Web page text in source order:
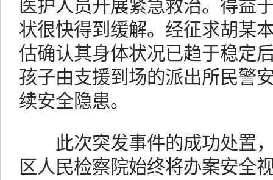
医护人员开展紧急救治。得益
状很快得到缓解。经征求胡某
估确认其身体状况已趋于稳定
孩子由支援到场的派出所民警
续安全隐患。
此次突发事件的成功处置，
区人民检察院始终将办案安全